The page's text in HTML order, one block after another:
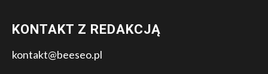
KONTAKT Z REDAKCJĄ
kontakt@beeseo.pl